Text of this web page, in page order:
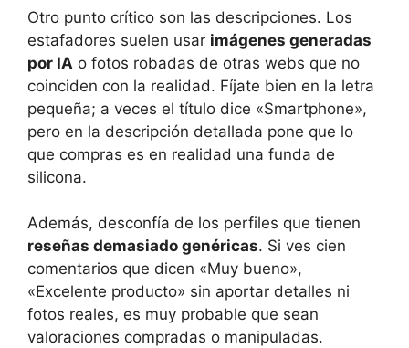
Otro punto crítico son las descripciones. Los
estafadores suelen usar imágenes generadas
por IA o fotos robadas de otras webs que no
coinciden con la realidad. Fíjate bien en la letra
pequeña; a veces el título dice «Smartphone»,
pero en la descripción detallada pone que lo
que compras es en realidad una funda de
silicona.
Además, desconfía de los perfiles que tienen
reseñas demasiado genéricas. Si ves cien
comentarios que dicen «Muy bueno»,
«Excelente producto» sin aportar detalles ni
fotos reales, es muy probable que sean
valoraciones compradas o manipuladas.